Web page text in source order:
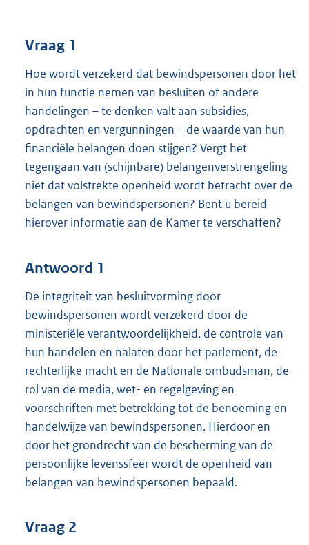
Vraag 1
Hoe wordt verzekerd dat bewindspersonen door het
in hun functie nemen van besluiten of andere
handelingen – te denken valt aan subsidies,
opdrachten en vergunningen – de waarde van hun
financiële belangen doen stijgen? Vergt het
tegengaan van (schijnbare) belangenverstrengeling
niet dat volstrekte openheid wordt betracht over de
belangen van bewindspersonen? Bent u bereid
hierover informatie aan de Kamer te verschaffen?
Antwoord 1
De integriteit van besluitvorming door
bewindspersonen wordt verzekerd door de
ministeriële verantwoordelijkheid, de controle van
hun handelen en nalaten door het parlement, de
rechterlijke macht en de Nationale ombudsman, de
rol van de media, wet- en regelgeving en
voorschriften met betrekking tot de benoeming en
handelwijze van bewindspersonen. Hierdoor en
door het grondrecht van de bescherming van de
persoonlijke levenssfeer wordt de openheid van
belangen van bewindspersonen bepaald.
Vraag 2